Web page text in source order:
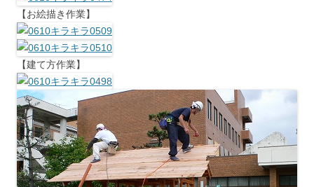
【お絵描き作業】
【建て方作業】